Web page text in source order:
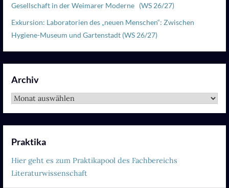
Gesellschaft in der Weimarer Moderne (WS 26/27)
Exkursion: Laboratorien des „neuen Menschen“: Zwischen
Hygiene-Museum und Gartenstadt (WS 26/27)
Archiv
Archiv
Praktika
Hier geht es zum Praktikapool des Fachbereichs
Literaturwissenschaft